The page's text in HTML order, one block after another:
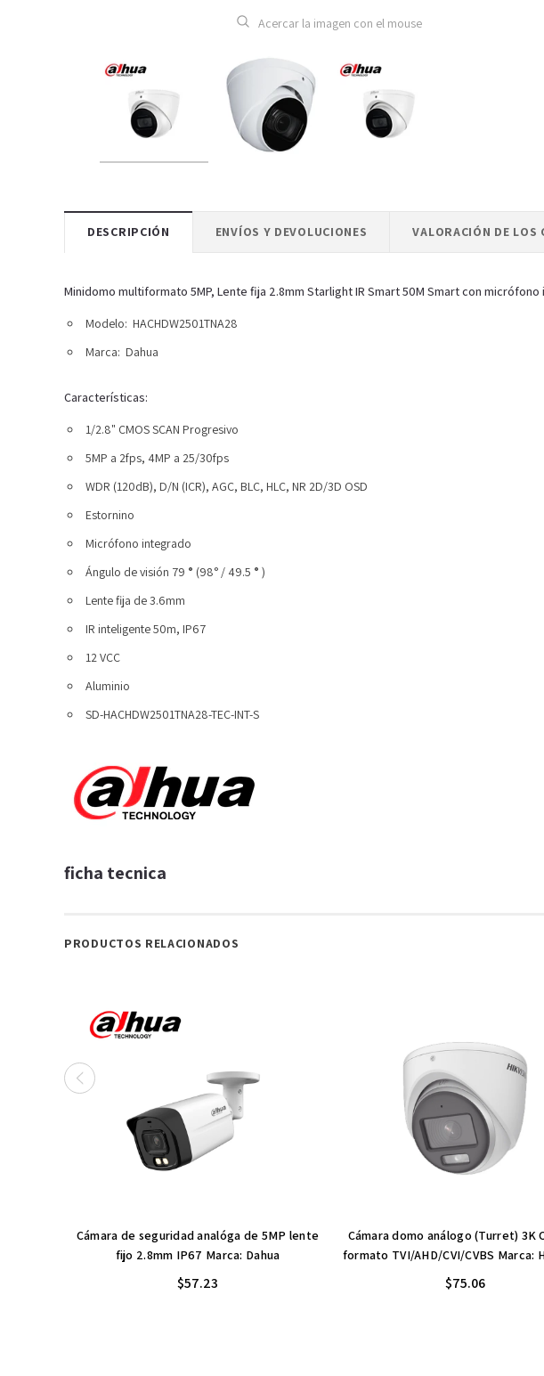
Acercar la imagen con el mouse
DESCRIPCIÓN ENVÍOS Y DEVOLUCIONES VALORACIÓN DE LOS
Minidomo multiformato 5MP, Lente fija 2.8mm Starlight IR Smart 50M Smart con
Modelo: HACHDW2501TNA28
Marca: Dahua
Características:
1/2.8" CMOS SCAN Progresivo
5MP a 2fps, 4MP a 25/30fps
WDR (120dB), D/N (ICR), AGC, BLC, HLC, NR 2D/3D OSD
Estornino
Micrófono integrado
Ángulo de visión 79 ° (98° / 49.5 ° )
Lente fija de 3.6mm
IR inteligente 50m, IP67
12 VCC
Aluminio
SD-HACHDW2501TNA28-TEC-INT-S
ficha tecnica
PRODUCTOS RELACIONADOS
Cámara de seguridad analóga de 5MP lente
fijo 2.8mm IP67 Marca: Dahua
$57.23
Cámara domo análogo (Turret) 3K
formato TVI/AHD/CVI/CVBS Marca:
$75.06